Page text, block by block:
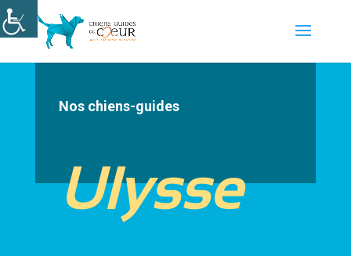
Nos chiens-guides
Ulysse